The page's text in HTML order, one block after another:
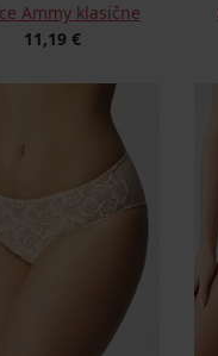
Ammy klasične
11,19 €